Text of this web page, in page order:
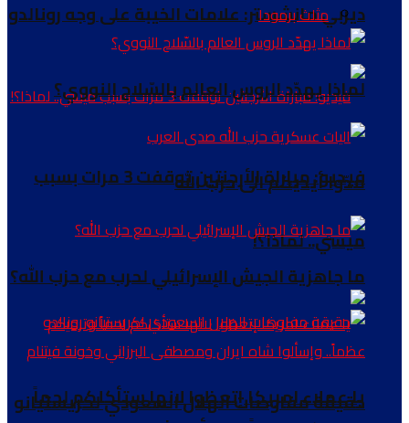
ديربي مانشستر: علامات الخيبة على وجه رونالدو
فيديو: مباراة الأرجنتين توقفت 3 مرات بسبب
ميسي.. لماذا؟!
حقيقة مفاوضات الهلال السعودي لكريستيانو
مثلث برمودا
لماذا يهدّد الروس العالم بالسّلاح النووي؟
مدّوا أيديكم الى حزب الله
ما جاهزية الجيش الإسرائيلي لحرب مع حزب الله؟
يا عملاء امريكا إتعظوا لانها ستأكلكم لحماً